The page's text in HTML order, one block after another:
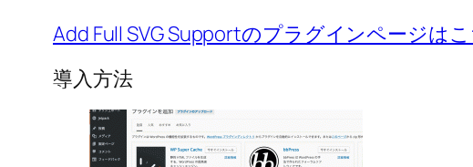
Add Full SVG Supportのプラグインページはこ
導入方法